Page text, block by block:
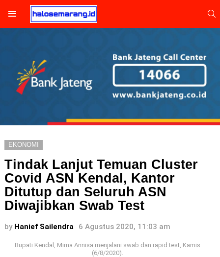
EKONOMI
Tindak Lanjut Temuan Cluster
Covid ASN Kendal, Kantor
Ditutup dan Seluruh ASN
Diwajibkan Swab Test
by Hanief Sailendra 6 Agustus 2020, 11:03 am
Bupati Kendal, Mirna Annisa menjalani swab dan rapid test, Kamis
(6/8/2020).